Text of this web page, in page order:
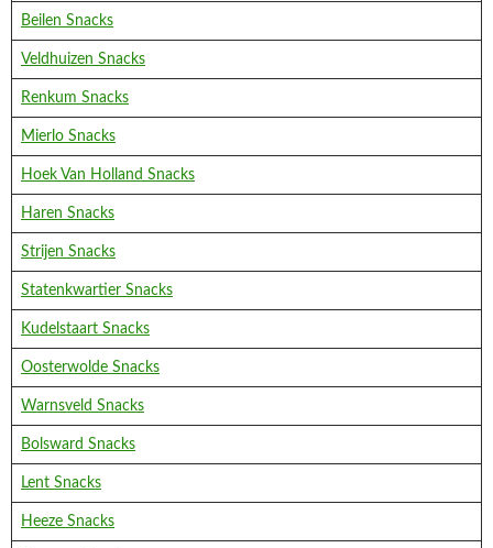
Beilen Snacks
Veldhuizen Snacks
Renkum Snacks
Mierlo Snacks
Hoek Van Holland Snacks
Haren Snacks
Strijen Snacks
Statenkwartier Snacks
Kudelstaart Snacks
Oosterwolde Snacks
Warnsveld Snacks
Bolsward Snacks
Lent Snacks
Heeze Snacks